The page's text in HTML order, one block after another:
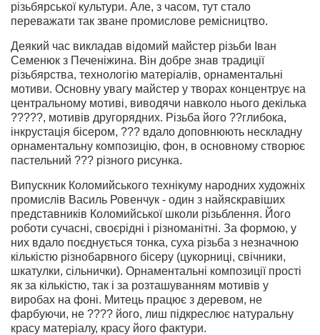
різьбярської культури. Але, з часом, тут стало
переважати так зване промислове ремісництво.
Деякий час викладав відомий майстер різьби Іван
Семенюк з Печеніжина. Він добре знав традиції
різьбярства, технологію матеріалів, орнаментальні
мотиви. Основну увагу майстер у творах концентрує на
центральному мотиві, виводячи навколо нього декілька
?????, мотивів другорядних. Різьба його ??глибока,
інкрустація бісером, ??? вдало доповнюють нескладну
орнаментальну композицію, фон, в основному створює
пастельний ??? різного рисунка.
Випускник Коломийського технікуму народних художніх
промислів Василь Ровенчук - один з найяскравіших
представників Коломийської школи різьблення. Його
роботи сучасні, своєрідні і різноманітні. За формою, у
них вдало поєднується тонка, суха різьба з незначною
кількістю різнобарвного бісеру (цукорниці, свічники,
шкатулки, сільнички). Орнаментальні композиції прості
як за кількістю, так і за розташуванням мотивів у
виробах на фоні. Митець працює з деревом, не
фарбуючи, не ???? його, лиш підкреслює натуральну
красу матеріалу, красу його фактури.